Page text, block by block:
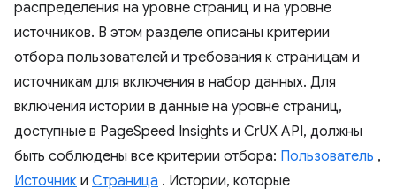
распределения на уровне страниц и на уровне
источников. В этом разделе описаны критерии
отбора пользователей и требования к страницам и
источникам для включения в набор данных. Для
включения истории в данные на уровне страниц,
доступные в PageSpeed ​​Insights и CrUX API, должны
быть соблюдены все критерии отбора: Пользователь ,
Источник и Страница . Истории, которые